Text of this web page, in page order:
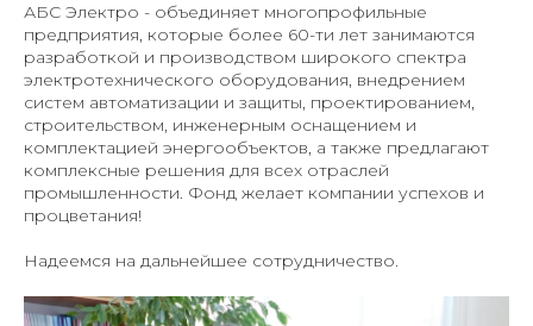
АБС Электро - объединяет многопрофильные
предприятия, которые более 60-ти лет занимаются
разработкой и производством широкого спектра
электротехнического оборудования, внедрением
систем автоматизации и защиты, проектированием,
строительством, инженерным оснащением и
комплектацией энергообъектов, а также предлагают
комплексные решения для всех отраслей
промышленности. Фонд желает компании успехов и
процветания!
Надеемся на дальнейшее сотрудничество.